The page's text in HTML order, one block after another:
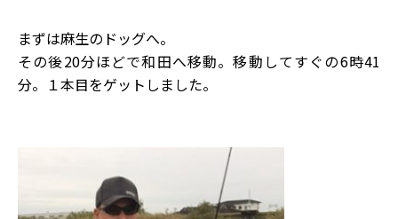
まずは麻生のドッグへ。
その後20分ほどで和田へ移動。移動してすぐの6時41
分。１本目をゲットしました。